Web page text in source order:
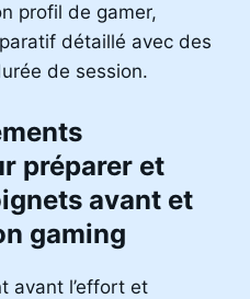
profil de gamer,
détaillé avec des
de session.
préparer et
avant et
gaming
avant l’effort et